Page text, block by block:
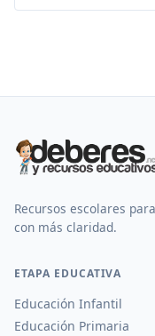
Recursos escolares
con más claridad.
ETAPA EDUCATIVA
Educación Infantil
Educación Primaria